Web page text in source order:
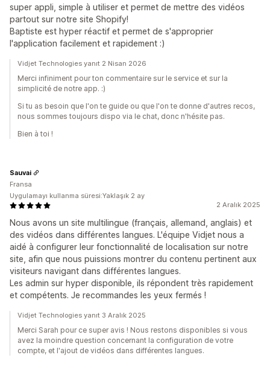
super appli, simple à utiliser et permet de mettre des vidéos
partout sur notre site Shopify!
Baptiste est hyper réactif et permet de s'approprier
l'application facilement et rapidement :)
Vidjet Technologies yanıt 2 Nisan 2026
Merci infiniment pour ton commentaire sur le service et sur la
simplicité de notre app. :)
Si tu as besoin que l'on te guide ou que l'on te donne d'autres recos,
nous sommes toujours dispo via le chat, donc n'hésite pas.
Bien à toi !
2 Aralık 2025
Nous avons un site multilingue (français, allemand, anglais) et
des vidéos dans différentes langues. L'équipe Vidjet nous a
aidé à configurer leur fonctionnalité de localisation sur notre
site, afin que nous puissions montrer du contenu pertinent aux
visiteurs navigant dans différentes langues.
Les admin sur hyper disponible, ils répondent très rapidement
et compétents. Je recommandes les yeux fermés !
Sauvai
Fransa
Uygulamayı kullanma süresi:Yaklaşık 2 ay
Vidjet Technologies yanıt 3 Aralık 2025
Merci Sarah pour ce super avis ! Nous restons disponibles si vous
avez la moindre question concernant la configuration de votre
compte, et l'ajout de vidéos dans différentes langues.